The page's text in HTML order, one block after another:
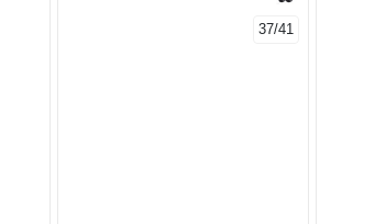
37/41